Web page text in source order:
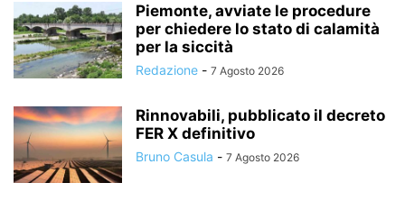
Piemonte, avviate le procedure
per chiedere lo stato di calamità
per la siccità
Redazione - 7 Agosto 2026
Rinnovabili, pubblicato il decreto
FER X definitivo
Bruno Casula - 7 Agosto 2026